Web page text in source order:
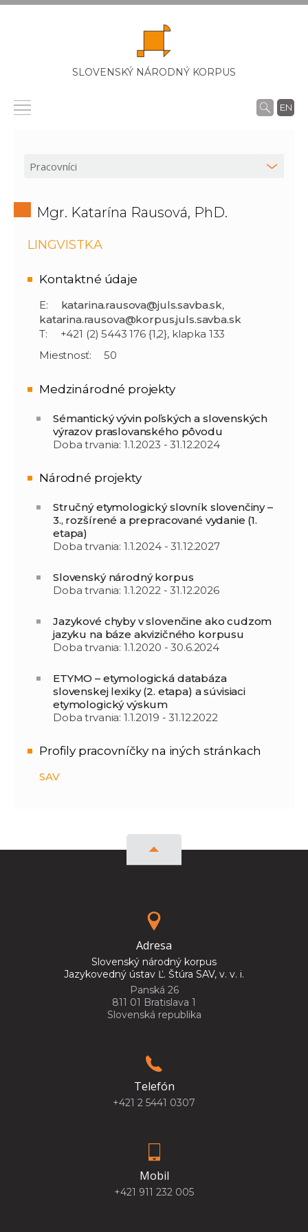
SLOVENSKÝ NÁRODNÝ KORPUS
EN
Mgr. Katarína Rausová, PhD.
LINGVISTKA
Kontaktné údaje
E: katarina.rausova@juls.savba.sk,
katarina.rausova@korpus.juls.savba.sk
T:
+421 (2) 5443 176 {1,2}, klapka 133
Miestnosť:
50
Medzinárodné projekty
Sémantický vývin poľských a slovenských
výrazov praslovanského pôvodu
Doba trvania: 1.1.2023 - 31.12.2024
Národné projekty
Stručný etymologický slovník slovenčiny –
3., rozšírené a prepracované vydanie (1.
etapa)
Doba trvania: 1.1.2024 - 31.12.2027
Slovenský národný korpus
Doba trvania: 1.1.2022 - 31.12.2026
Jazykové chyby v slovenčine ako cudzom
jazyku na báze akvizičného korpusu
Doba trvania: 1.1.2020 - 30.6.2024
ETYMO – etymologická databáza
slovenskej lexiky (2. etapa) a súvisiaci
etymologický výskum
Doba trvania: 1.1.2019 - 31.12.2022
Profily pracovníčky na iných stránkach
SAV
Adresa
Slovenský národný korpus
Jazykovedný ústav Ľ. Štúra SAV, v. v. i.
Panská 26
811 01 Bratislava 1
Slovenská republika
Telefón
+421 2 5441 0307
Mobil
+421 911 232 005